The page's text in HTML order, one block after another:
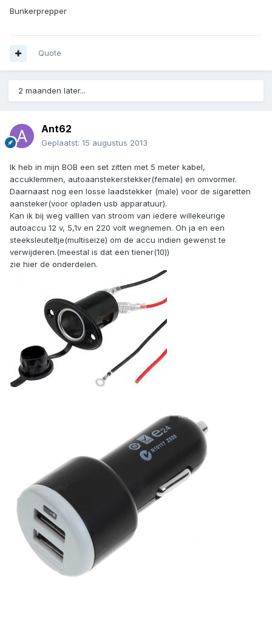
Bunkerprepper
Quote
2 maanden later...
Ant62
Geplaatst: 15 augustus 2013
Ik heb in mijn BOB een set zitten met 5 meter kabel,
accuklemmen, autoaanstekerstekker(female) en omvormer.
Daarnaast nog een losse laadstekker (male) voor de sigaretten
aansteker(voor opladen usb apparatuur).
Kan ik bij weg valllen van stroom van iedere willekeurige
autoaccu 12 v, 5,1v en 220 volt wegnemen. Oh ja en een
steeksleuteltje(multiseize) om de accu indien gewenst te
verwijderen.(meestal is dat een tiener(10))
zie hier de onderdelen.